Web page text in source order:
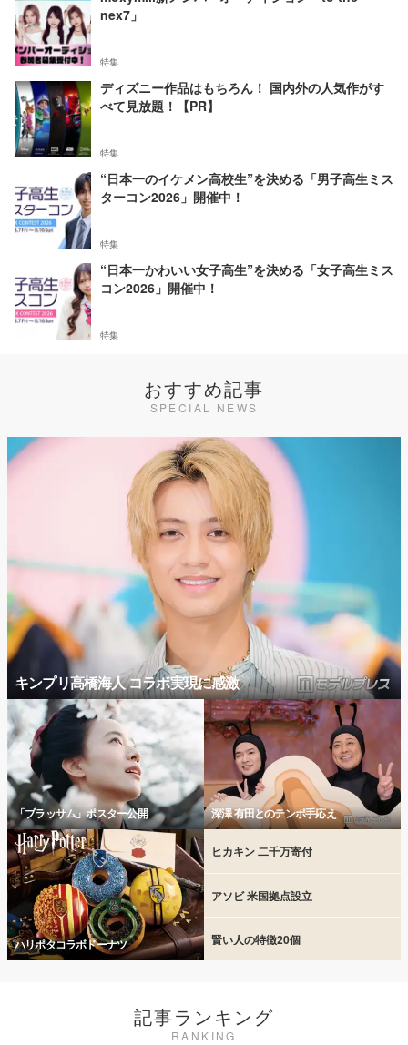
nex7」
特集
ディズニー作品はもちろん！ 国内外の人気作がす
べて見放題！【PR】
特集
“日本一のイケメン高校生”を決める「男子高生ミス
ターコン2026」開催中！
特集
“日本一かわいい女子高生”を決める「女子高生ミス
コン2026」開催中！
特集
おすすめ記事
SPECIAL NEWS
キンプリ高橋海人 コラボ実現に感激
「ブラッサム」ポスター公開 深澤 有田とのテンポ手応え
ハリポタコラボドーナツ
ヒカキン 二千万寄付
アソビ 米国拠点設立
賢い人の特徴20個
記事ランキング
RANKING